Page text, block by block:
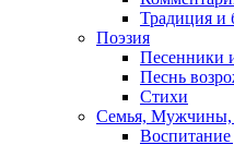
Традиция и
Поэзия
Песенники
Песнь
Стихи
Семья,
Воспитание